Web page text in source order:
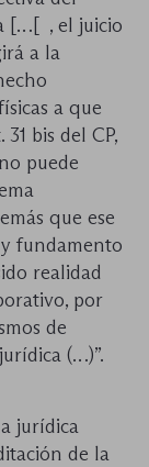
[…[ , el juicio
a la
a que
bis del CP,
puede
que ese
fundamento
realidad
por
de
(…)”.
jurídica
de la